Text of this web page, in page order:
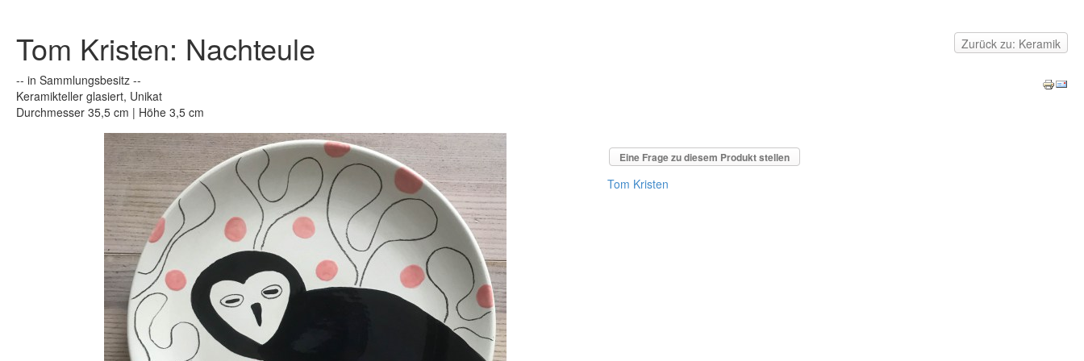
Zurück zu: Keramik
Tom Kristen: Nachteule
-- in Sammlungsbesitz --
Keramikteller glasiert, Unikat
Durchmesser 35,5 cm | Höhe 3,5 cm
Eine Frage zu diesem Produkt stellen
Tom Kristen